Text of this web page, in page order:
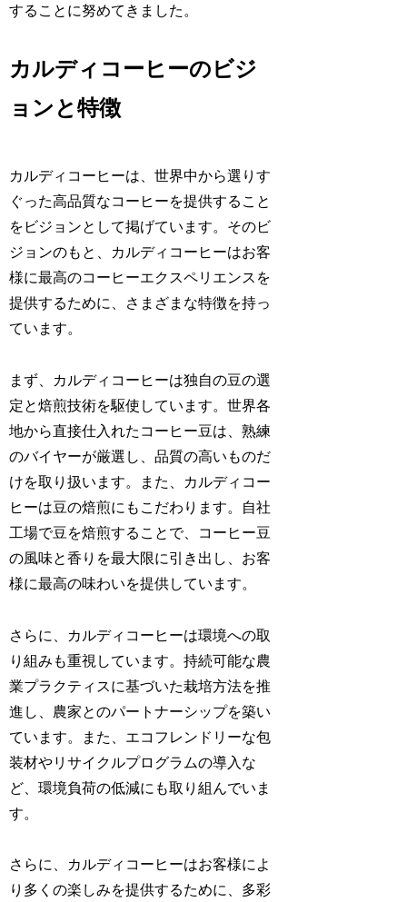
することに努めてきました。
カルディコーヒーのビジ
ョンと特徴
カルディコーヒーは、世界中から選りす
ぐった高品質なコーヒーを提供すること
をビジョンとして掲げています。そのビ
ジョンのもと、カルディコーヒーはお客
様に最高のコーヒーエクスペリエンスを
提供するために、さまざまな特徴を持っ
ています。
まず、カルディコーヒーは独自の豆の選
定と焙煎技術を駆使しています。世界各
地から直接仕入れたコーヒー豆は、熟練
のバイヤーが厳選し、品質の高いものだ
けを取り扱います。また、カルディコー
ヒーは豆の焙煎にもこだわります。自社
工場で豆を焙煎することで、コーヒー豆
の風味と香りを最大限に引き出し、お客
様に最高の味わいを提供しています。
さらに、カルディコーヒーは環境への取
り組みも重視しています。持続可能な農
業プラクティスに基づいた栽培方法を推
進し、農家とのパートナーシップを築い
ています。また、エコフレンドリーな包
装材やリサイクルプログラムの導入な
ど、環境負荷の低減にも取り組んでいま
す。
さらに、カルディコーヒーはお客様によ
り多くの楽しみを提供するために、多彩